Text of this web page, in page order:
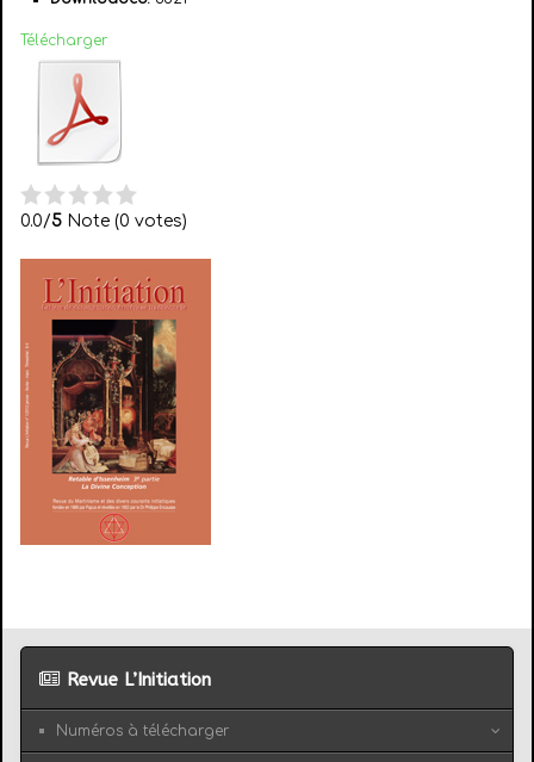
Télécharger
0.0/5 Note (0 votes)
Revue L’Initiation
Numéros à télécharger